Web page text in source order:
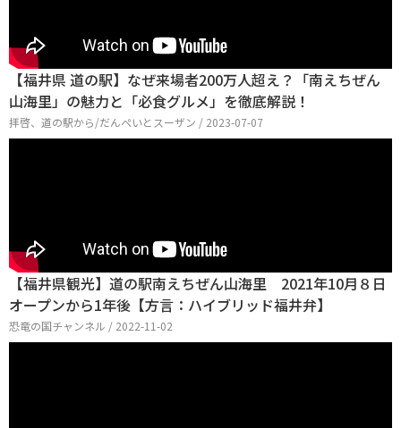
【福井県 道の駅】なぜ来場者200万人超え？「南えちぜん
山海里」の魅力と「必食グルメ」を徹底解説！
拝啓、道の駅から/だんぺいとスーザン / 2023-07-07
【福井県観光】道の駅南えちぜん山海里 2021年10月８日
オープンから1年後【方言：ハイブリッド福井弁】
恐竜の国チャンネル / 2022-11-02